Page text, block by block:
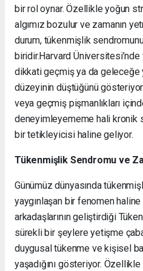
bir rol oynar. Özellikle yoğun
algımız bozulur ve zamanın
durum, tükenmişlik
biridir.Harvard Üniversitesi’nde
dikkati geçmiş ya da
düzeyinin düştüğünü
veya geçmiş pişmanlıkları
deneyimleyememe hali kronik
bir tetikleyicisi haline geliyor.
Tükenmişlik Sendromu ve
Günümüz dünyasında
yaygınlaşan bir fenomen
arkadaşlarının geliştirdiği
sürekli bir şeylere yetişme
duygusal tükenme ve kişisel
yaşadığını gösteriyor.